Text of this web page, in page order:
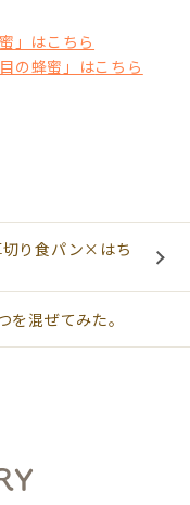
」はこちら
目の蜂蜜」はこちら
切り食パン×はち
混ぜてみた。